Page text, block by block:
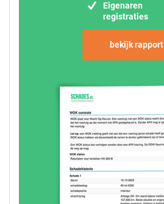
Eigenaren
registraties
bekijk rapport